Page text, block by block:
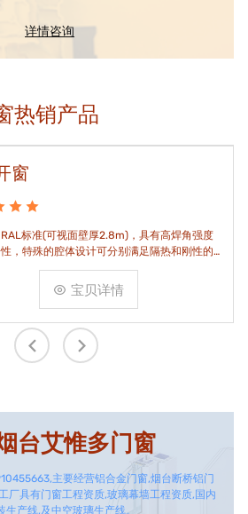
详情咨询
热销产品
窗
标准(可视面壁厚2.8m)，具有高焊角强度
，特殊的腔体设计可分别满足隔热和刚性的
宝贝详情
台艾惟多门窗
主要经营铝合金门窗,烟台断桥铝门
厂具有门窗工程资质,玻璃幕墙工程资质,国内
生产线,及中空玻璃生产线。